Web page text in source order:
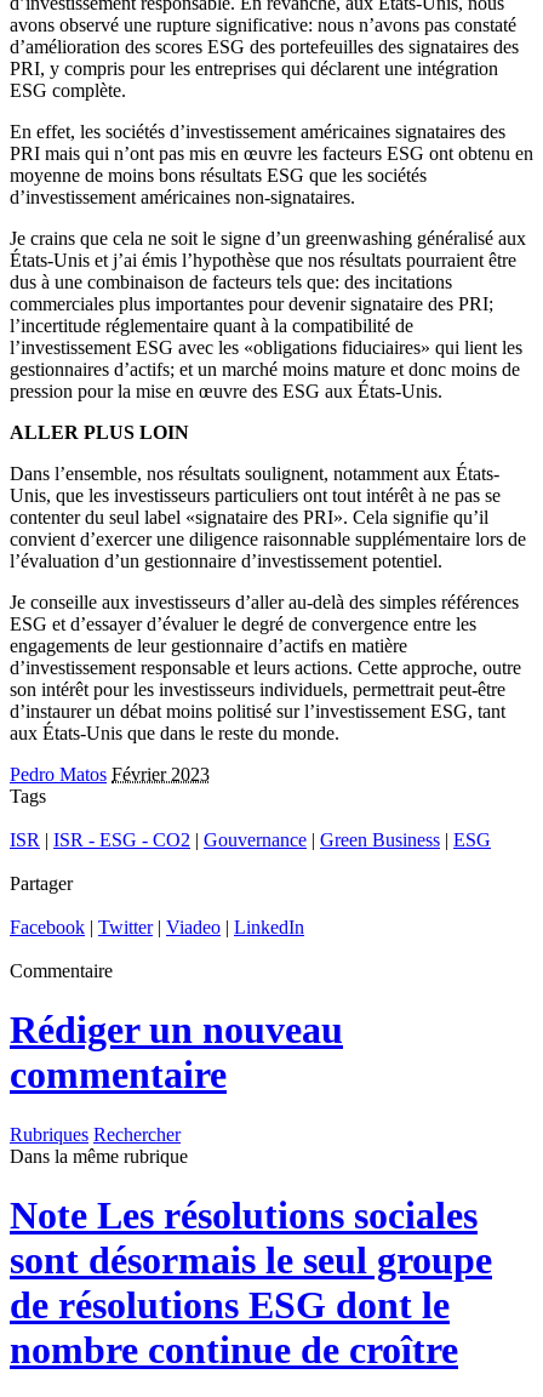
avons observé une rupture significative: nous n’avons pas constaté
d’amélioration des scores ESG des portefeuilles des signataires des
PRI, y compris pour les entreprises qui déclarent une intégration
ESG complète.
En effet, les sociétés d’investissement américaines signataires des
PRI mais qui n’ont pas mis en œuvre les facteurs ESG ont obtenu en
moyenne de moins bons résultats ESG que les sociétés
d’investissement américaines non-signataires.
Je crains que cela ne soit le signe d’un greenwashing généralisé aux
États-Unis et j’ai émis l’hypothèse que nos résultats pourraient être
dus à une combinaison de facteurs tels que: des incitations
commerciales plus importantes pour devenir signataire des PRI;
l’incertitude réglementaire quant à la compatibilité de
l’investissement ESG avec les «obligations fiduciaires» qui lient les
gestionnaires d’actifs; et un marché moins mature et donc moins de
pression pour la mise en œuvre des ESG aux États-Unis.
ALLER PLUS LOIN
Dans l’ensemble, nos résultats soulignent, notamment aux États-
Unis, que les investisseurs particuliers ont tout intérêt à ne pas se
contenter du seul label «signataire des PRI». Cela signifie qu’il
convient d’exercer une diligence raisonnable supplémentaire lors de
l’évaluation d’un gestionnaire d’investissement potentiel.
Je conseille aux investisseurs d’aller au-delà des simples références
ESG et d’essayer d’évaluer le degré de convergence entre les
engagements de leur gestionnaire d’actifs en matière
d’investissement responsable et leurs actions. Cette approche, outre
son intérêt pour les investisseurs individuels, permettrait peut-être
d’instaurer un débat moins politisé sur l’investissement ESG, tant
aux États-Unis que dans le reste du monde.
Pedro Matos Février 2023
Tags
ISR | ISR - ESG - CO2 | Gouvernance | Green Business | ESG
Partager
Facebook | Twitter| Viadeo | LinkedIn
Commentaire
Rédiger un nouveau
commentaire
Rubriques Rechercher
Dans la même rubrique
Note Les résolutions sociales
sont désormais le seul groupe
de résolutions ESG dont le
nombre continue de croître